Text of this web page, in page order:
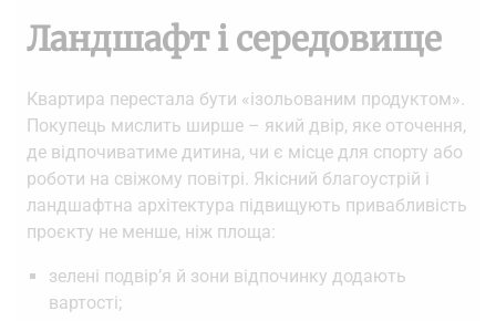
Ландшафт і середовище
Квартира перестала бути «ізольованим продуктом».
Покупець мислить ширше – який двір, яке оточення,
де відпочиватиме дитина, чи є місце для спорту або
роботи на свіжому повітрі. Якісний благоустрій і
ландшафтна архітектура підвищують привабливість
проєкту не менше, ніж площа:
зелені подвір’я й зони відпочинку додають
вартості;